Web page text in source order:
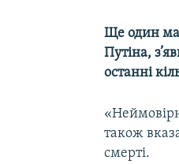
Ще один
Путіна,
останні
також
смерті.